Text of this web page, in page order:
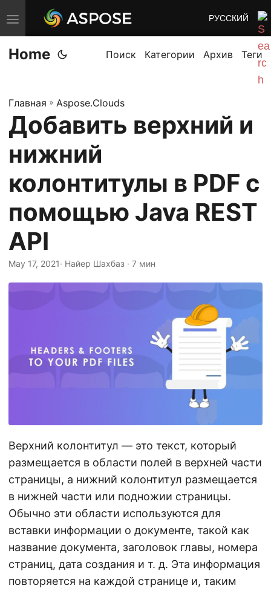
П
е
р
л
ю
ч
и
ь
н
а
в
и
РУССКИЙ
Home Поиск Категории Архив Теги
Главная » Aspose.Clouds
Добавить верхний и
нижний
колонтитулы в PDF с
помощью Java REST
API
May 17, 2021· Найер Шахбаз · 7 мин
Верхний колонтитул — это текст, который
размещается в области полей в верхней части
страницы, а нижний колонтитул размещается
в нижней части или подножии страницы.
Обычно эти области используются для
вставки информации о документе, такой как
название документа, заголовок главы, номера
страниц, дата создания и т. д. Эта информация
повторяется на каждой странице и, таким